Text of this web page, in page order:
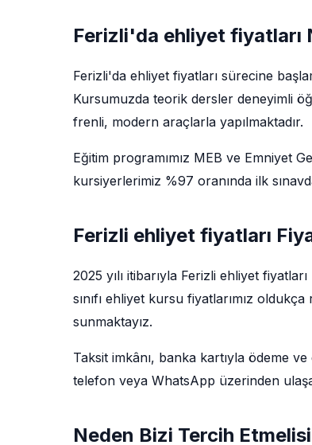
Ferizli'da ehliyet fiyatları
Ferizli'da ehliyet fiyatları sürecine
Kursumuzda teorik dersler deneyimli
frenli, modern araçlarla yapılmaktadır.
Eğitim programımız MEB ve Emniyet
kursiyerlerimiz %97 oranında ilk
Ferizli ehliyet fiyatları
2025 yılı itibarıyla Ferizli ehliyet
sınıfı ehliyet kursu fiyatlarımız
sunmaktayız.
Taksit imkânı, banka kartıyla ödeme
telefon veya WhatsApp üzerinden
Neden Bizi Tercih